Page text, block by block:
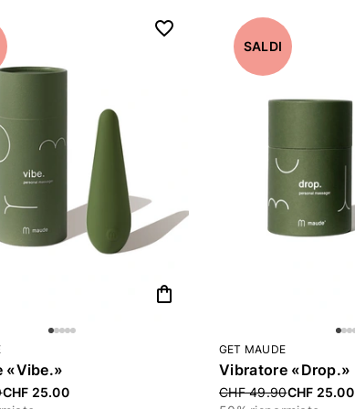
Loungewear e biancheria da notte
shopping_bag
«Vibe.»
from
CHF 25.00
SALDI
GET MAUDE
Vibratore «Drop.»
Price reduced from
CHF 49.90CHF 25.00